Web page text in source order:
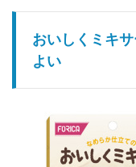
おいしくミキ
よい